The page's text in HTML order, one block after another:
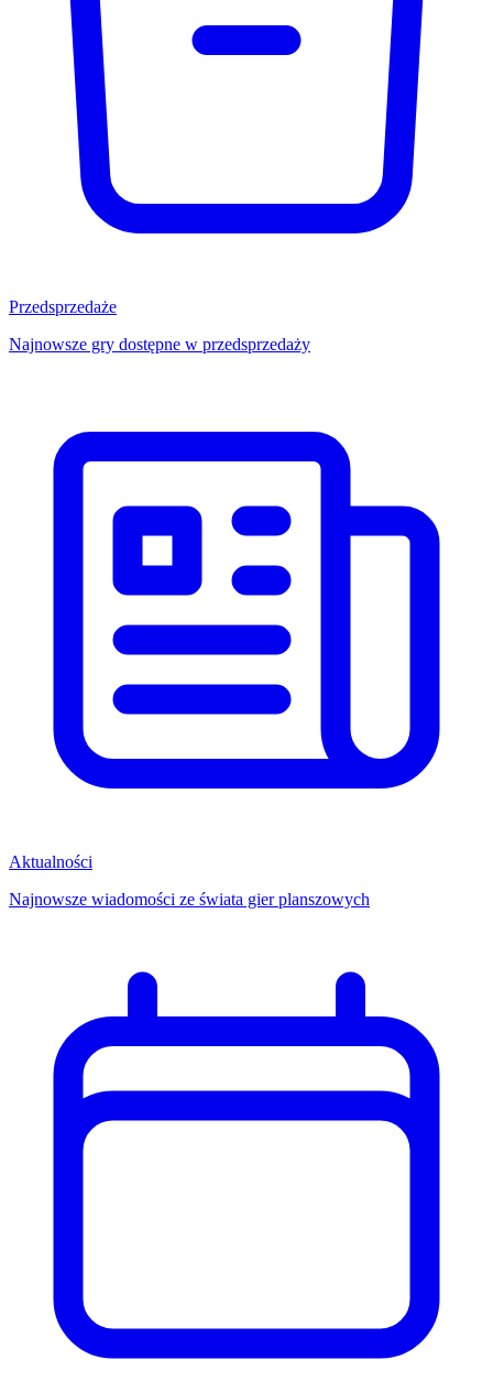
Przedsprzedaże
Najnowsze gry dostępne w przedsprzedaży
Aktualności
Najnowsze wiadomości ze świata gier planszowych